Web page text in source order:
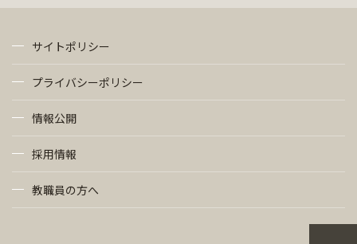
サイトポリシー
プライバシーポリシー
情報公開
採用情報
教職員の方へ